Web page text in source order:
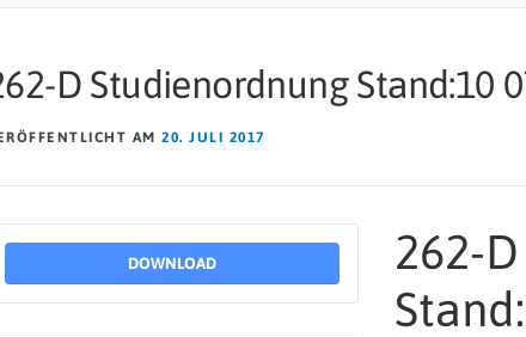
D Studienordnung Stand:10
AM 20. JULI 2017
DOWNLOAD
262-